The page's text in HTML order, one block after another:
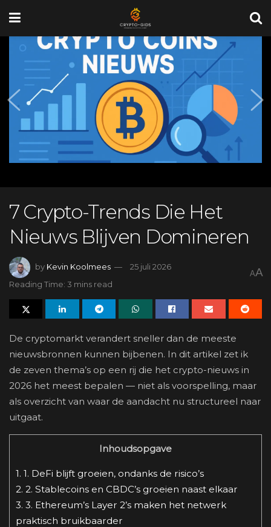
7 Crypto-Trends Die Het
Nieuws Blijven Domineren
by Kevin Koolmees
25 juli 2026
Reading Time: 3 mins read
AA
De cryptomarkt verandert sneller dan de meeste
nieuwsbronnen kunnen bijbenen. In dit artikel zet ik
de zeven thema’s op een rij die het crypto-nieuws in
2026 het meest bepalen — niet als voorspelling, maar
als overzicht van waar de aandacht nu structureel naar
uitgaat.
Inhoudsopgave
1. 1. DeFi blijft groeien, ondanks de risico’s
2. 2. Stablecoins en CBDC’s groeien naast elkaar
3. 3. Ethereum’s Layer 2’s maken het netwerk
praktisch bruikbaarder